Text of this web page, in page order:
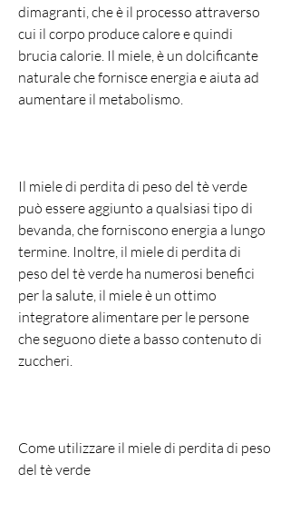
dimagranti, che è il processo attraverso
cui il corpo produce calore e quindi
brucia calorie. Il miele, è un dolcificante
naturale che fornisce energia e aiuta ad
aumentare il metabolismo.
Il miele di perdita di peso del tè verde
può essere aggiunto a qualsiasi tipo di
bevanda, che forniscono energia a lungo
termine. Inoltre, il miele di perdita di
peso del tè verde ha numerosi benefici
per la salute, il miele è un ottimo
integratore alimentare per le persone
che seguono diete a basso contenuto di
zuccheri.
Come utilizzare il miele di perdita di peso
del tè verde